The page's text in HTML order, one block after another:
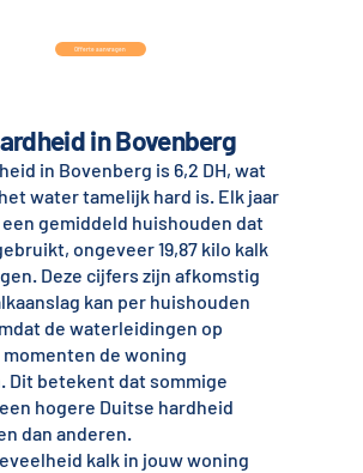
in Bovenberg
in Bovenberg is 6,2 DH, wat
water tamelijk hard is. Elk jaar
gemiddeld huishouden dat
ongeveer 19,87 kilo kalk
Deze cijfers zijn afkomstig
kan per huishouden
de waterleidingen op
de woning
Dit betekent dat sommige
hogere Duitse hardheid
dan anderen.
kalk in jouw woning
Offerte aanvragen